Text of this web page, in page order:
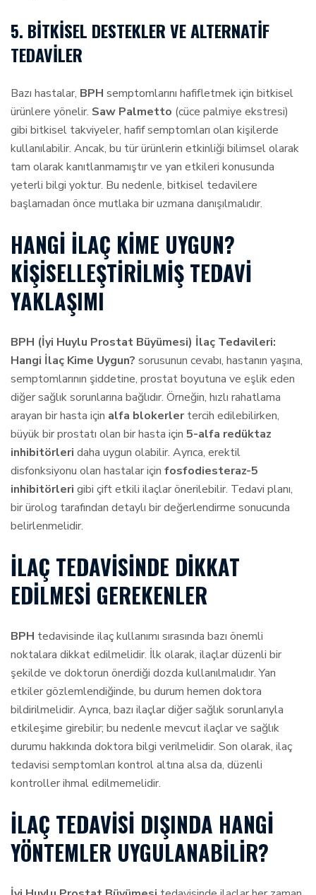
5. BITKISEL DESTEKLER VE ALTERNATIF
TEDAVILER
Bazı hastalar, BPH semptomlarını hafifletmek için bitkisel
ürünlere yönelir. Saw Palmetto (cüce palmiye ekstresi)
gibi bitkisel takviyeler, hafif semptomları olan kişilerde
kullanılabilir. Ancak, bu tür ürünlerin etkinliği bilimsel olarak
tam olarak kanıtlanmamıştır ve yan etkileri konusunda
yeterli bilgi yoktur. Bu nedenle, bitkisel tedavilere
başlamadan önce mutlaka bir uzmana danışılmalıdır.
HANGI İLAÇ KIME UYGUN?
KIŞISELLEŞTIRILMIŞ TEDAVI
YAKLAŞIMI
BPH (İyi Huylu Prostat Büyümesi) İlaç Tedavileri:
Hangi İlaç Kime Uygun? sorusunun cevabı, hastanın yaşına,
semptomlarının şiddetine, prostat boyutuna ve eşlik eden
diğer sağlık sorunlarına bağlıdır. Örneğin, hızlı rahatlama
arayan bir hasta için alfa blokerlertercih edilebilirken,
büyük bir prostatı olan bir hasta için 5-alfa redüktaz
inhibitörleri daha uygun olabilir. Ayrıca, erektil
disfonksiyonu olan hastalar için fosfodiesteraz-5
inhibitörleri gibi çift etkili ilaçlar önerilebilir. Tedavi planı,
bir ürolog tarafından detaylı bir değerlendirme sonucunda
belirlenmelidir.
İLAÇ TEDAVISINDE DIKKAT
EDILMESI GEREKENLER
BPH tedavisinde ilaç kullanımı sırasında bazı önemli
noktalara dikkat edilmelidir. İlk olarak, ilaçlar düzenli bir
şekilde ve doktorun önerdiği dozda kullanılmalıdır. Yan
etkiler gözlemlendiğinde, bu durum hemen doktora
bildirilmelidir. Ayrıca, bazı ilaçlar diğer sağlık sorunlarıyla
etkileşime girebilir; bu nedenle mevcut ilaçlar ve sağlık
durumu hakkında doktora bilgi verilmelidir. Son olarak, ilaç
tedavisi semptomları kontrol altına alsa da, düzenli
kontroller ihmal edilmemelidir.
İLAÇ TEDAVISI DIŞINDA HANGI
YÖNTEMLER UYGULANABILIR?